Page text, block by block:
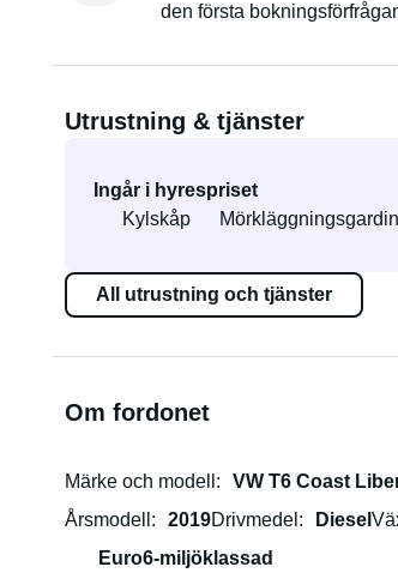
den första
Utrustning & tjänster
Ingår i hyrespriset
Kylskåp
All utrustning och tjänster
Om fordonet
Märke och modell
VW T6 Coast
Årsmodell
2019Drivmedel Diesel
Euro6-miljöklassad